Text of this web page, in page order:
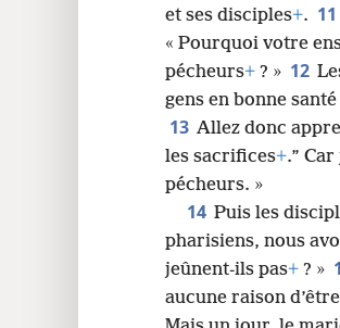
et ses disciples+. 11
« Pourquoi votre
pécheurs+ ? » 12
gens en bonne
13 Allez donc
les sacrifices+.”
pécheurs. »
14 Puis les
pharisiens, nous
jeûnent-ils pas+ ? »
aucune raison